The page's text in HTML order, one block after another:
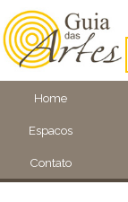
Home
Espacos
Contato